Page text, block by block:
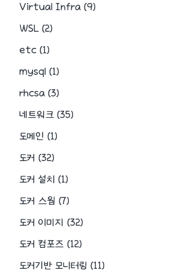
Virtual Infra (9)
WSL (2)
etc (1)
mysql (1)
rhcsa (3)
네트워크 (35)
도메인 (1)
도커 (32)
도커 설치 (1)
도커 스웜 (7)
도커 이미지 (32)
도커 컴포즈 (12)
도커기반 모니터링 (11)